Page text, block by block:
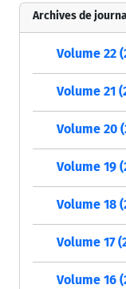
Archives de
Volume 22
Volume 21
Volume 20
Volume 19
Volume 18
Volume 17
Volume 16